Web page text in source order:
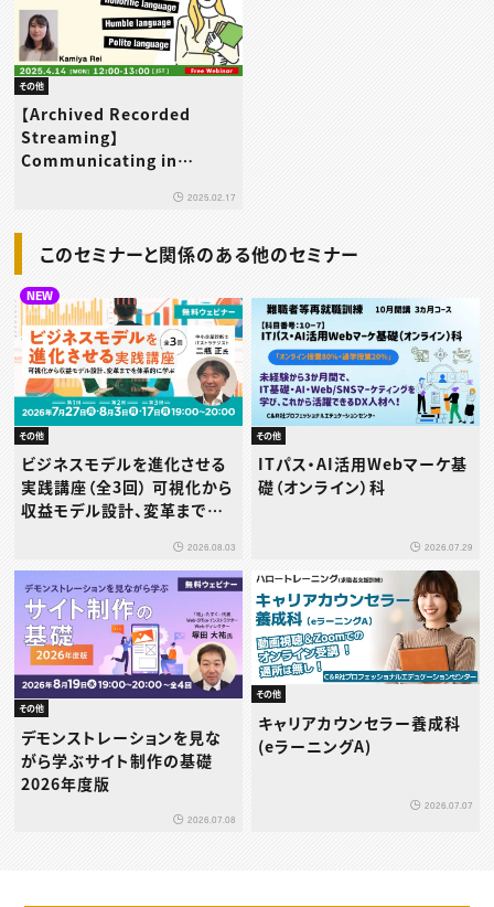
その他
【Archived Recorded
Streaming】
Communicating in
2025.02.17
このセミナーと関係のある他のセミナー
NEW
その他
ビジネスモデルを進化させる
実践講座（全3回） 可視化から
収益モデル設計、変革までを
2026.08.03
その他
ITパス・AI活用Webマーケ基
礎（オンライン）科
2026.07.29
その他
デモンストレーションを見な
がら学ぶサイト制作の基礎
2026年度版
2026.07.08
その他
キャリアカウンセラー養成科
(eラーニングA)
2026.07.07